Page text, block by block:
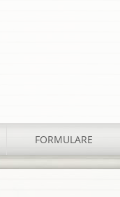
FORMULARE